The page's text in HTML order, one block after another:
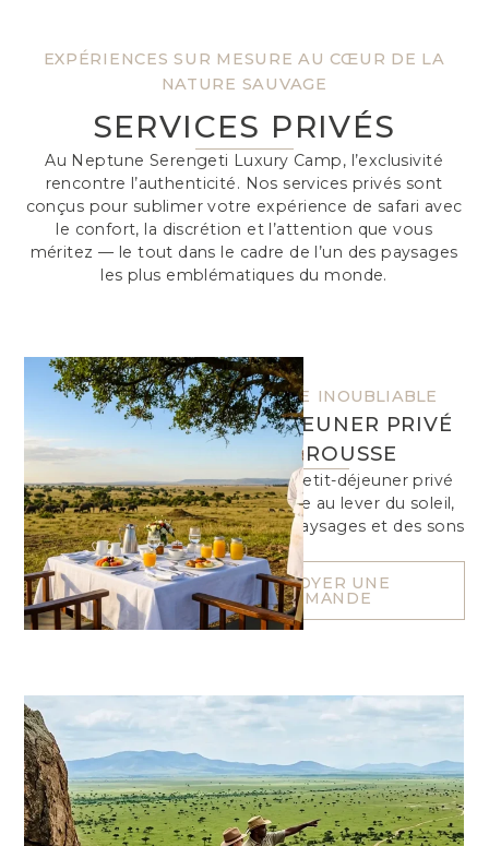
EXPÉRIENCES SUR MESURE AU CŒUR DE LA
NATURE SAUVAGE
SERVICES PRIVÉS
Au Neptune Serengeti Luxury Camp, l’exclusivité
rencontre l’authenticité. Nos services privés sont
conçus pour sublimer votre expérience de safari avec
le confort, la discrétion et l’attention que vous
méritez — le tout dans le cadre de l’un des paysages
les plus emblématiques du monde.
UNE MATINÉE INOUBLIABLE
PETIT-DÉJEUNER PRIVÉ
DANS LA BROUSSE
Savourez un petit-déjeuner privé
dans la brousse au lever du soleil,
entouré des paysages et des sons
de la savane.
ENVOYER UNE
DEMANDE